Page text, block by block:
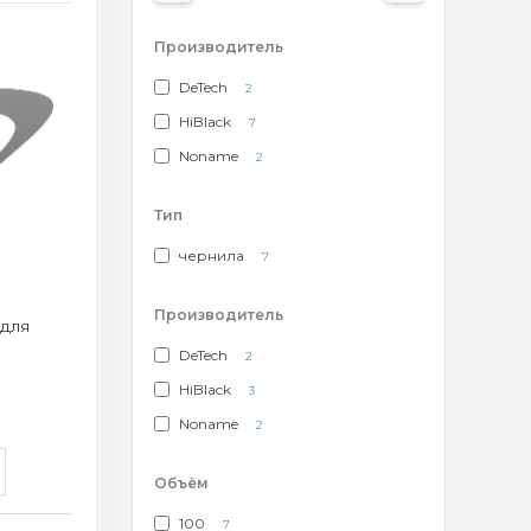
Производитель
DeTech 2
HiBlack 7
Noname 2
Тип
чернила 7
Производитель
DeTech 2
HiBlack 3
Noname 2
Объём
100 7